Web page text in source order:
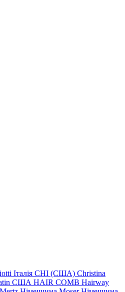
Італія CHI (США) Christina
США HAIR COMB Hairway